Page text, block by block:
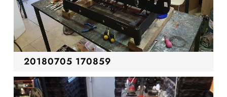
20180705 170859